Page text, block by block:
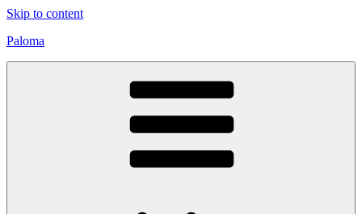
Skip to content
Paloma